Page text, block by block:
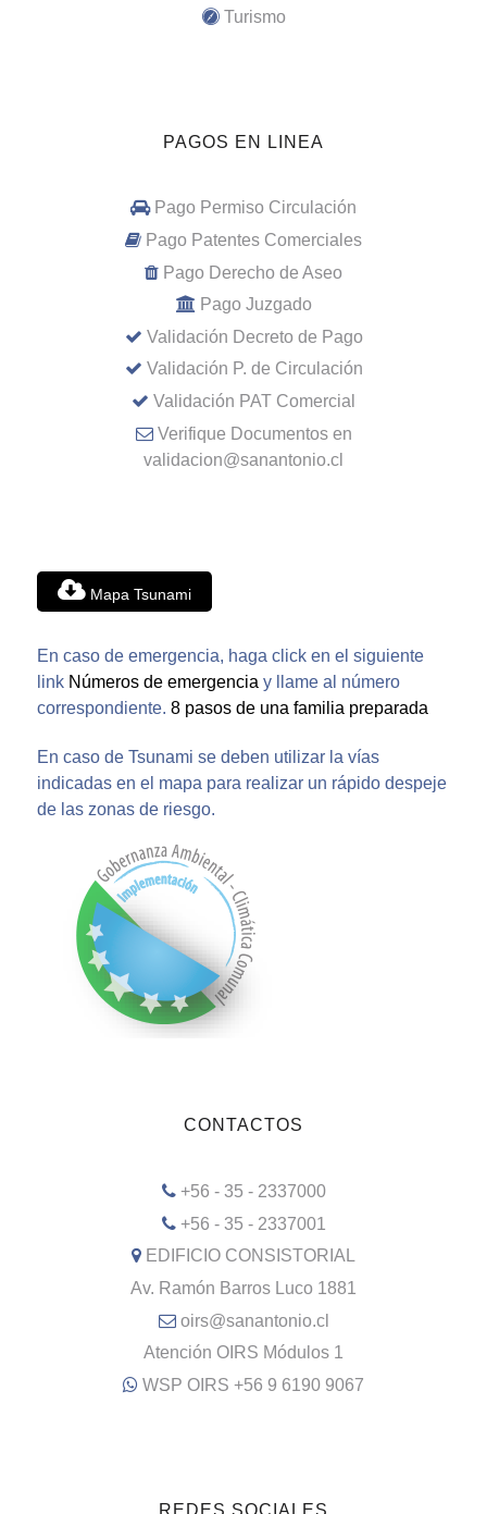
Turismo
PAGOS EN LINEA
Pago Permiso Circulación
Pago Patentes Comerciales
Pago Derecho de Aseo
Pago Juzgado
Validación Decreto de Pago
Validación P. de Circulación
Validación PAT Comercial
Verifique Documentos en
validacion@sanantonio.cl
Mapa Tsunami
En caso de emergencia, haga click en el siguiente
link Números de emergencia y llame al número
correspondiente. 8 pasos de una familia preparada
En caso de Tsunami se deben utilizar la vías
indicadas en el mapa para realizar un rápido despeje
de las zonas de riesgo.
CONTACTOS
+56 - 35 - 2337000
+56 - 35 - 2337001
EDIFICIO CONSISTORIAL
Av. Ramón Barros Luco 1881
oirs@sanantonio.cl
Atención OIRS Módulos 1
WSP OIRS +56 9 6190 9067
REDES SOCIALES